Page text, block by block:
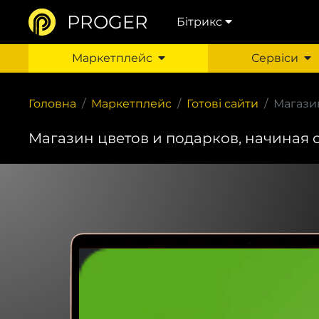
PROGER Бітрикс
Маркетплейс Сервіси
Головна Маркетплейс Готові сайти
Магазин цветов и подарков, начиная